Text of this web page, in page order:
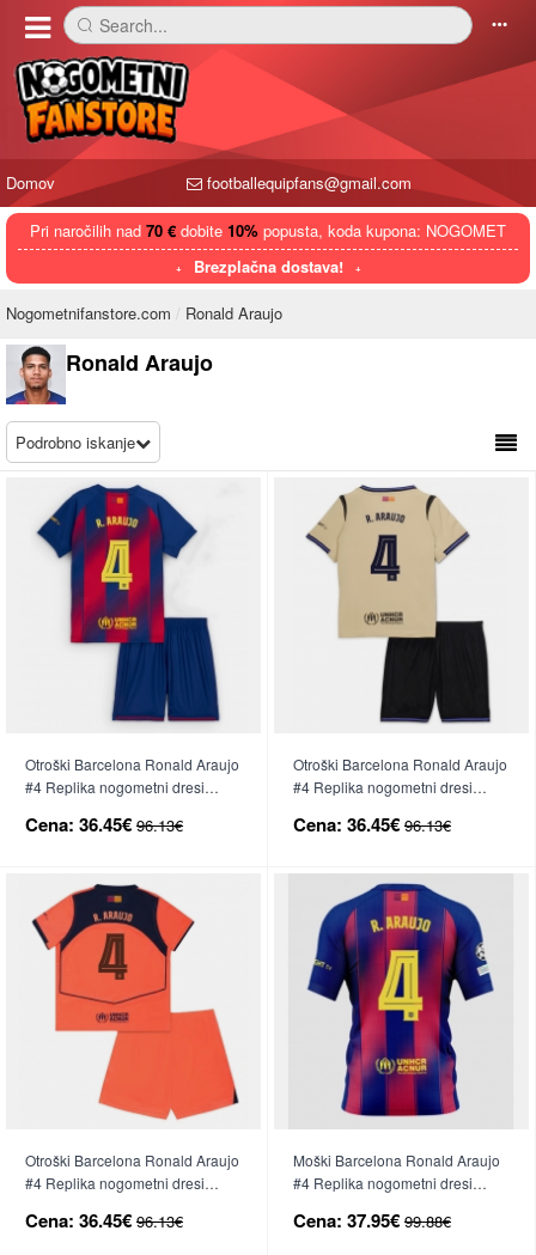
󰅼 Search... 󰄒
Domov footballequipfans@gmail.com
Pri naročilih nad 70 € dobite 10% popusta, koda kupona: NOGOMET
Brezplačna dostava!
Nogometnifanstore.com Ronald Araujo
Ronald Araujo
Podrobno iskanje
Otroški Barcelona Ronald Araujo
#4 Replika nogometni dresi
Rokav (+ hlače)
Cena: 36.45€ 96.13€
Otroški Barcelona Ronald Araujo
#4 Replika nogometni dresi
Kratek Rokav (+ hlače)
Cena: 36.45€ 96.13€
Otroški Barcelona Ronald Araujo
#4 Replika nogometni dresi
Rokav (+ hlače)
Cena: 36.45€ 96.13€
Moški Barcelona Ronald Araujo
#4 Replika nogometni dresi
Cena: 37.95€ 99.88€